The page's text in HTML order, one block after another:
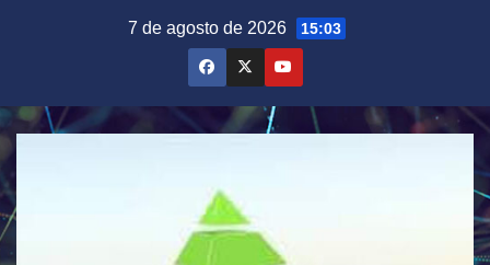
7 de agosto de 2026 15:03